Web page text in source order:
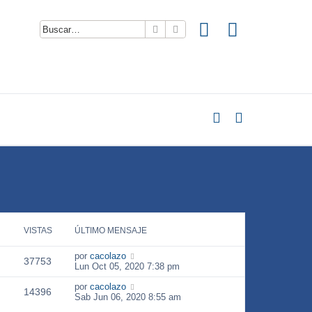
Buscar Búsqueda avanzada
VISTAS ÚLTIMO MENSAJE
37753 por cacolazo
Lun Oct 05, 2020 7:38 pm
14396 por cacolazo
Sab Jun 06, 2020 8:55 am